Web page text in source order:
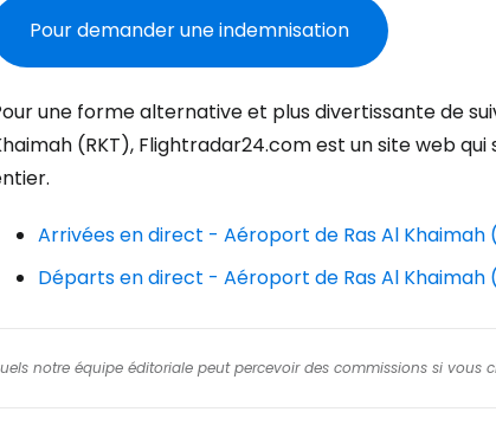
Pour demander une indemnisation
une forme alternative et plus divertissante de
(RKT), Flightradar24.com est un site web
Arrivées en direct - Aéroport de Ras Al Khaimah
Départs en direct - Aéroport de Ras Al Khaimah
notre équipe éditoriale peut percevoir des commissions si vous